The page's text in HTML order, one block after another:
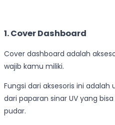
1. Cover Dashboard
Cover dashboard adalah
wajib kamu miliki.
Fungsi dari aksesoris ini
dari paparan sinar UV yang
pudar.